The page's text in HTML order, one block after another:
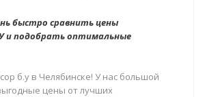
быстро сравнить цены
и подобрать оптимальные
б.у в Челябинске! У нас большой
цены от лучших